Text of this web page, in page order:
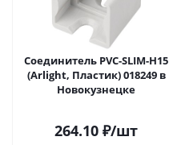
Соединитель PVC-SLIM-H15
(Arlight, Пластик) 018249 в
Новокузнецке
264.10 ₽/шт